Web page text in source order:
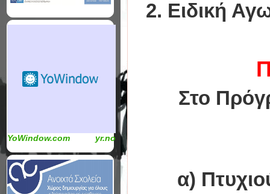
2. Ειδική
Στο
α)
YoWindow.com yr.no